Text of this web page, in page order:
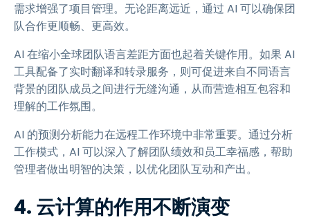
需求增强了项目管理。无论距离远近，通过 AI 可以确保团
队合作更顺畅、更高效。
AI 在缩小全球团队语言差距方面也起着关键作用。如果 AI
工具配备了实时翻译和转录服务，则可促进来自不同语言
背景的团队成员之间进行无缝沟通，从而营造相互包容和
理解的工作氛围。
AI 的预测分析能力在远程工作环境中非常重要。通过分析
工作模式，AI 可以深入了解团队绩效和员工幸福感，帮助
管理者做出明智的决策，以优化团队互动和产出。
4. 云计算的作用不断演变